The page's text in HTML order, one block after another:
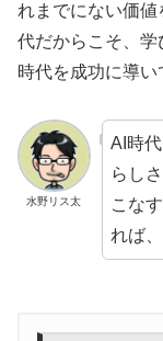
れまでにない価
代だからこそ、学
時代を成功に導い
水野リス太
AI時
らし
こな
れば